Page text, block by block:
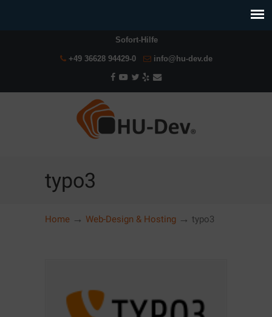
Sofort-Hilfe
+49 36628 94429-0 info@hu-dev.de
typo3
Home → Web-Design & Hosting → typo3